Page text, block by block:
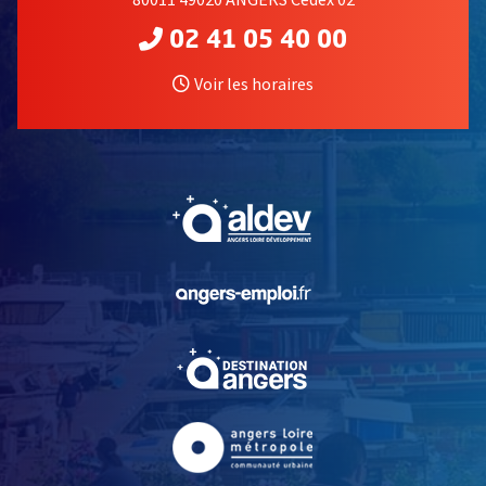
02 41 05 40 00
Voir les horaires
, Ouvre une nouvelle
, Ouvre une nouvelle